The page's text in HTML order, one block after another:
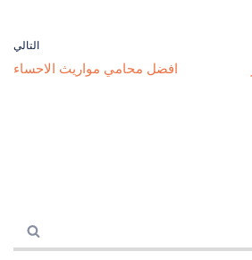
التالي
افضل محامي مواريث الاحساء